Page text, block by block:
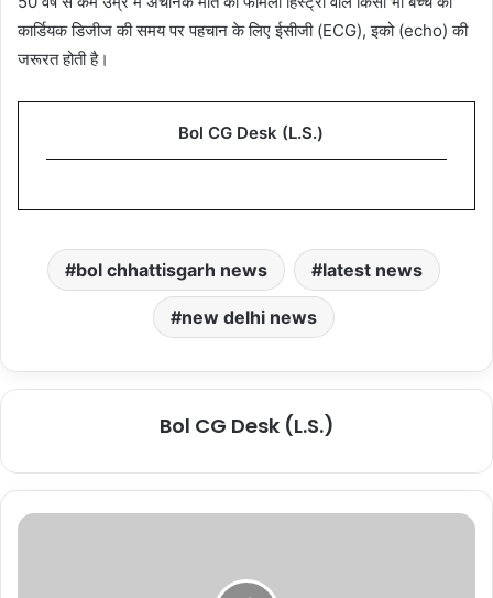
कार्डियक डिजीज की समय पर पहचान के लिए ईसीजी (ECG), इको (echo) की
जरूरत होती है।
Bol CG Desk (L.S.)
bol chhattisgarh news latest news
new delhi news
Bol CG Desk (L.S.)